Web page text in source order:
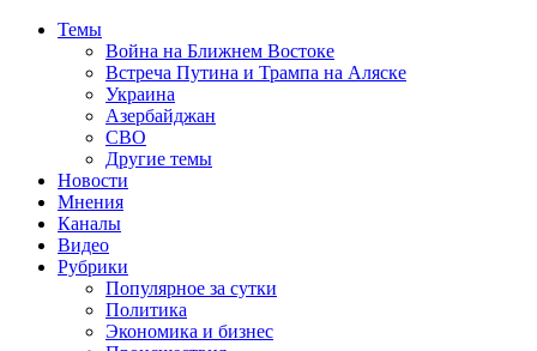
Темы
Война на Ближнем Востоке
Встреча Путина и Трампа на Аляске
Украина
Азербайджан
СВО
Другие темы
Новости
Мнения
Каналы
Видео
Рубрики
Популярное за сутки
Политика
Экономика и бизнес